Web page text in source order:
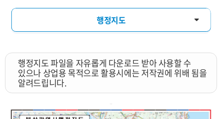
행정지도
지도 활용 서비스
행정지도 파일을 자유롭게 다운로드 받아 사용할 수
있으나 상업용 목적으로 활용시에는 저작권에 위배 됨을
알려드립니다.